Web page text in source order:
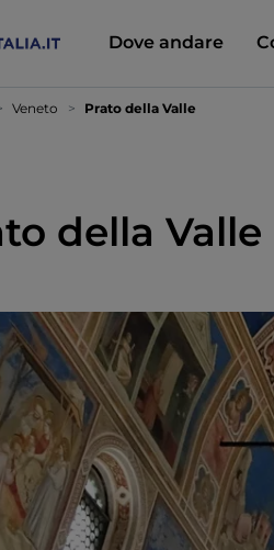
Dove andare
Veneto Prato della Valle
della Valle